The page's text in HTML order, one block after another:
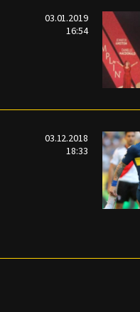
03.01.2019
16:54
03.12.2018
18:33